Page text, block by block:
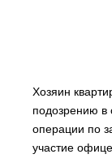
Хозяин
подозрению в
операции по
участие